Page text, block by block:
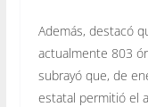
Además, destacó
actualmente 803
subrayó que, de
estatal permitió el